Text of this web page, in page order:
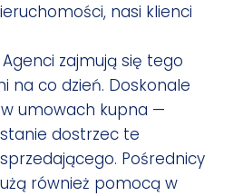
nasi klienci
zajmują się tego
na co dzień. Doskonale
umowach kupna —
dostrzec te
Pośrednicy
również pomocą w